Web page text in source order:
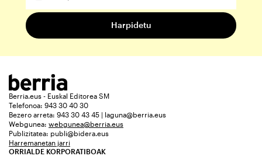
Berria.eus - Euskal Editorea SM
Telefonoa: 943 30 40 30
Bezero arreta: 943 30 43 45 | laguna@berria.eus
Webgunea: webgunea@berria.eus
Publizitatea: publi@bidera.eus
Harremanetan jarri
ORRIALDE KORPORATIBOAK